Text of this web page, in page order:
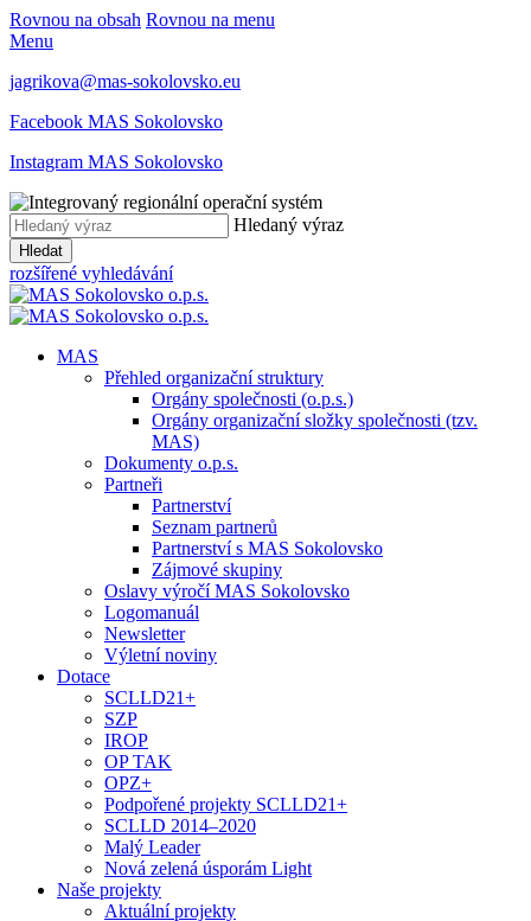
Rovnou na obsah Rovnou na menu
Menu
jagrikova@mas-sokolovsko.eu
Facebook MAS Sokolovsko
Instagram MAS Sokolovsko
Hledaný výraz
Hledat
rozšířené vyhledávání
MAS
Přehled organizační struktury
Orgány společnosti (o.p.s.)
Orgány organizační složky společnosti (tzv.
MAS)
Dokumenty o.p.s.
Partneři
Partnerství
Seznam partnerů
Partnerství s MAS Sokolovsko
Zájmové skupiny
Oslavy výročí MAS Sokolovsko
Logomanuál
Newsletter
Výletní noviny
Dotace
SCLLD21+
SZP
IROP
OP TAK
OPZ+
Podpořené projekty SCLLD21+
SCLLD 2014–2020
Malý Leader
Nová zelená úsporám Light
Naše projekty
Aktuální projekty